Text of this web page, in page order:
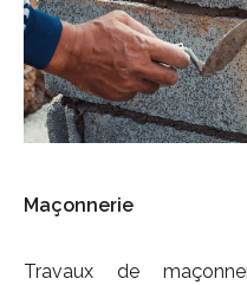
Maçonnerie
Travaux de